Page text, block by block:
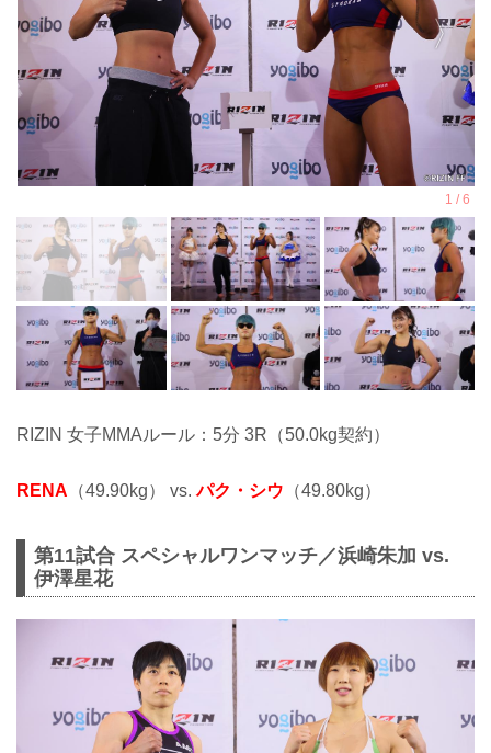
RIZIN 女子MMAルール：5分 3R（50.0kg契約）
RENA （49.90kg） vs.パク・シウ （49.80kg）
第11試合 スペシャルワンマッチ／浜崎朱加 vs.
伊澤星花